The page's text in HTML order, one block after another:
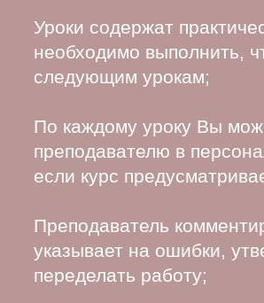
Уроки содержат
необходимо выполнить,
следующим урокам;
По каждому уроку Вы
преподавателю в
если курс
Преподаватель
указывает на ошибки,
переделать работу;